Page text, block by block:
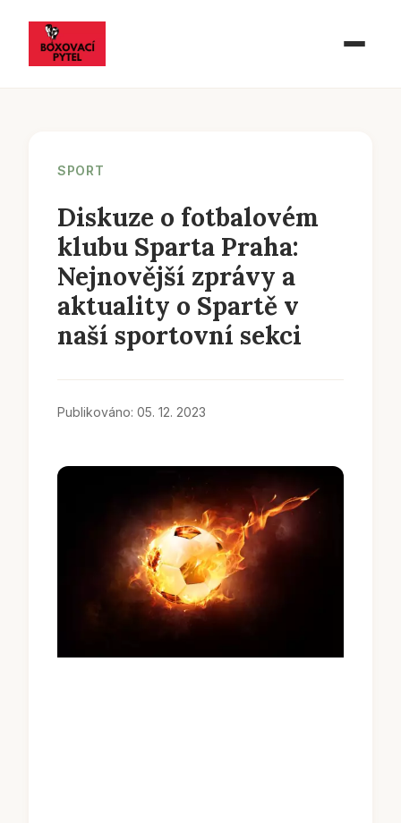
SPORT
Diskuze o fotbalovém
klubu Sparta Praha:
Nejnovější zprávy a
aktuality o Spartě v
naší sportovní sekci
Publikováno: 05. 12. 2023